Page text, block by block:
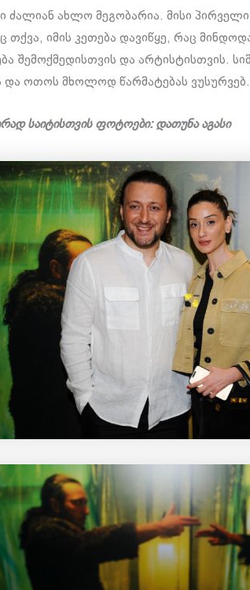
ძალიან ახლო მეგობარია. მისი პირველი
თქვა, იმის კეთება დავიწყე, რაც
შემოქმედისთვის და არტისტისთვის.
და ოთოს მხოლოდ წარმატებას
საიტისთვის ფოტოები: დათუნა აგასი